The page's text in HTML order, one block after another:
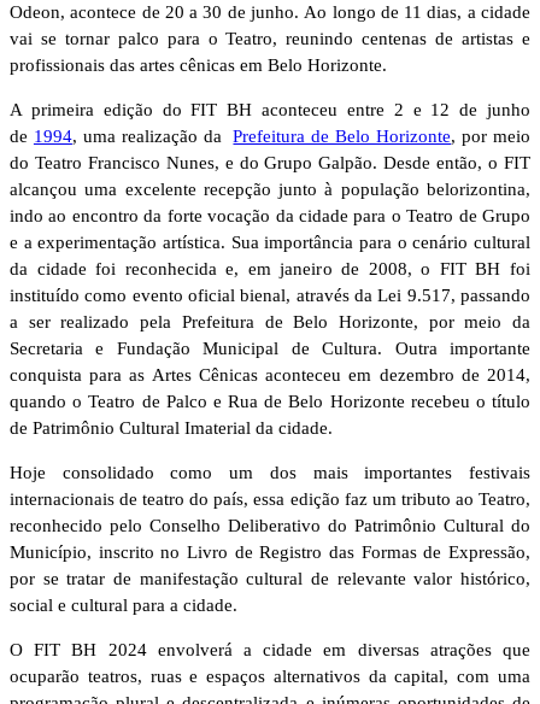
Odeon, acontece de 20 a 30 de junho. Ao longo de 11 dias, a cidade
vai se tornar palco para o Teatro, reunindo centenas de artistas e
profissionais das artes cênicas em Belo Horizonte.
A primeira edição do FIT BH aconteceu entre 2 e 12 de junho
de 1994, uma realização daPrefeitura de Belo Horizonte, por meio
do Teatro Francisco Nunes, e do Grupo Galpão. Desde então, o FIT
alcançou uma excelente recepção junto à população belorizontina,
indo ao encontro da forte vocação da cidade para o Teatro de Grupo
e a experimentação artística. Sua importância para o cenário cultural
da cidade foi reconhecida e, em janeiro de 2008, o FIT BH foi
instituído como evento oficial bienal, através da Lei 9.517, passando
a ser realizado pela Prefeitura de Belo Horizonte, por meio da
Secretaria e Fundação Municipal de Cultura. Outra importante
conquista para as Artes Cênicas aconteceu em dezembro de 2014,
quando o Teatro de Palco e Rua de Belo Horizonte recebeu o título
de Patrimônio Cultural Imaterial da cidade.
Hoje consolidado como um dos mais importantes festivais
internacionais de teatro do país, essa edição faz um tributo ao Teatro,
reconhecido pelo Conselho Deliberativo do Patrimônio Cultural do
Município, inscrito no Livro de Registro das Formas de Expressão,
por se tratar de manifestação cultural de relevante valor histórico,
social e cultural para a cidade.
O FIT BH 2024 envolverá a cidade em diversas atrações que
ocuparão teatros, ruas e espaços alternativos da capital, com uma